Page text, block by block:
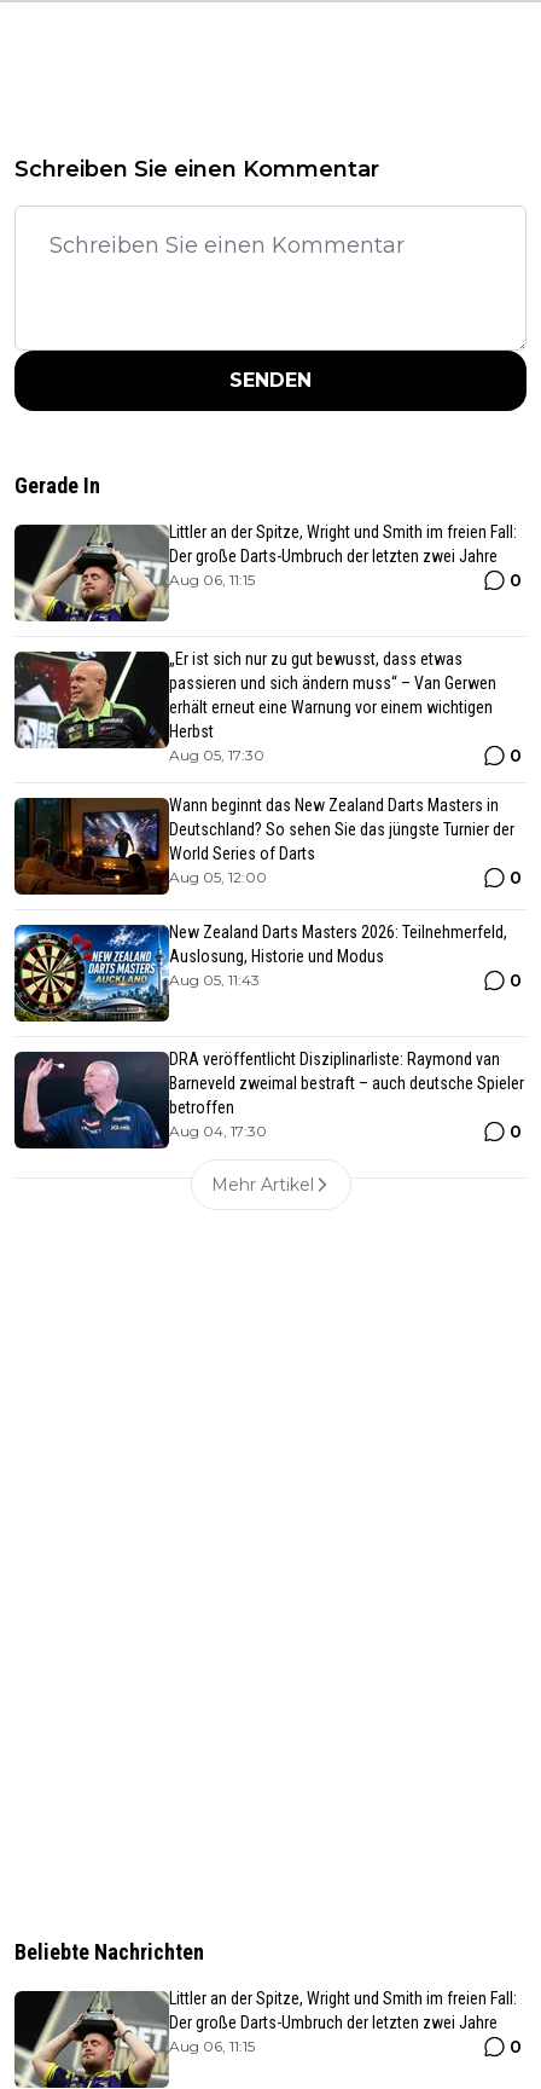
Schreiben Sie einen Kommentar
SENDEN
Gerade In
Littler an der Spitze, Wright und Smith im freien Fall:
Der große Darts-Umbruch der letzten zwei Jahre
Aug 06, 11:15 0
„Er ist sich nur zu gut bewusst, dass etwas
passieren und sich ändern muss“ – Van Gerwen
erhält erneut eine Warnung vor einem wichtigen
Herbst
Aug 05, 17:30 0
Wann beginnt das New Zealand Darts Masters in
Deutschland? So sehen Sie das jüngste Turnier der
World Series of Darts
Aug 05, 12:00 0
New Zealand Darts Masters 2026: Teilnehmerfeld,
Auslosung, Historie und Modus
Aug 05, 11:43 0
DRA veröffentlicht Disziplinarliste: Raymond van
Barneveld zweimal bestraft – auch deutsche Spieler
betroffen
Aug 04, 17:30 0
Mehr Artikel
Beliebte Nachrichten
Littler an der Spitze, Wright und Smith im freien Fall:
Der große Darts-Umbruch der letzten zwei Jahre
Aug 06, 11:15 0